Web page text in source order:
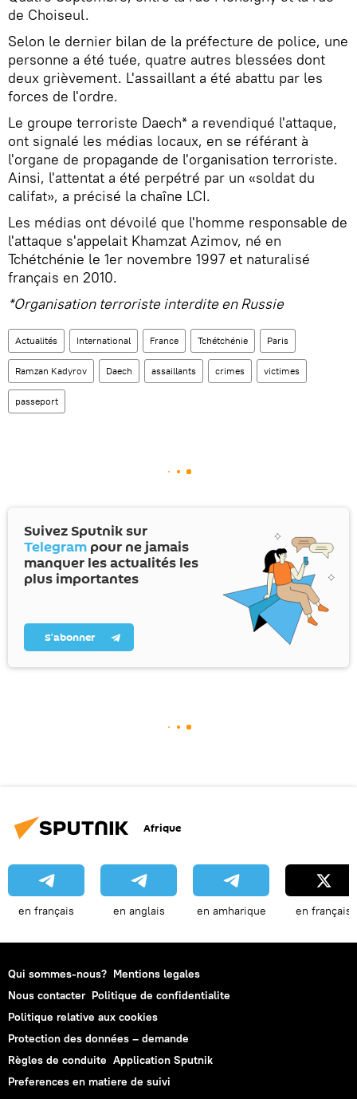
de Choiseul.
Selon le dernier bilan de la préfecture de police, une
personne a été tuée, quatre autres blessées dont
deux grièvement. L'assaillant a été abattu par les
forces de l'ordre.
Le groupe terroriste Daech* a revendiqué l'attaque,
ont signalé les médias locaux, en se référant à
l'organe de propagande de l'organisation terroriste.
Ainsi, l'attentat a été perpétré par un «soldat du
califat», a précisé la chaîne LCI.
Les médias ont dévoilé que l'homme responsable de
l'attaque s'appelait Khamzat Azimov, né en
Tchétchénie le 1er novembre 1997 et naturalisé
français en 2010.
*Organisation terroriste interdite en Russie
Actualités International France Tchétchénie Paris
Ramzan Kadyrov Daech assaillants crimes victimes
passeport
Suivez Sputnik sur
Telegram pour ne jamais
manquer les actualités les
plus importantes
S’abonner
Afrique
en français en anglais en amharique en français
Qui sommes-nous? Mentions legales
Nous contacter Politique de confidentialite
Politique relative aux cookies
Protection des données – demande
Règles de conduite Application Sputnik
Preferences en matiere de suivi